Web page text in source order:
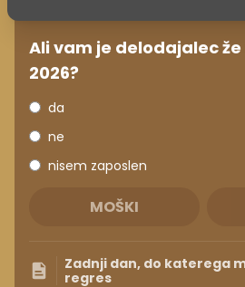
Ali vam je delodajalec
2026?
da
ne
nisem zaposlen
MOŠKI
Zadnji dan, do katerega
regres